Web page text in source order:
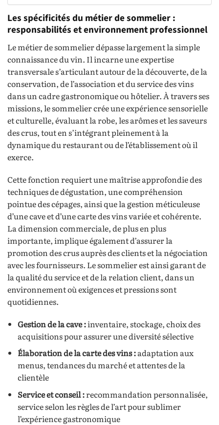
Les spécificités du métier de sommelier :
responsabilités et environnement professionnel
Le métier de sommelier dépasse largement la simple
connaissance du vin. Il incarne une expertise
transversale s’articulant autour de la découverte, de la
conservation, de l’association et du service des vins
dans un cadre gastronomique ou hôtelier. À travers ses
missions, le sommelier crée une expérience sensorielle
et culturelle, évaluant la robe, les arômes et les saveurs
des crus, tout en s’intégrant pleinement à la
dynamique du restaurant ou de l’établissement où il
exerce.
Cette fonction requiert une maîtrise approfondie des
techniques de dégustation, une compréhension
pointue des cépages, ainsi que la gestion méticuleuse
d’une cave et d’une carte des vins variée et cohérente.
La dimension commerciale, de plus en plus
importante, implique également d’assurer la
promotion des crus auprès des clients et la négociation
avec les fournisseurs. Le sommelier est ainsi garant de
la qualité du service et de la relation client, dans un
environnement où exigences et pressions sont
quotidiennes.
Gestion de la cave :inventaire, stockage, choix des
acquisitions pour assurer une diversité sélective
Élaboration de la carte des vins :adaptation aux
menus, tendances du marché et attentes de la
clientèle
Service et conseil :recommandation personnalisée,
service selon les règles de l’art pour sublimer
l’expérience gastronomique